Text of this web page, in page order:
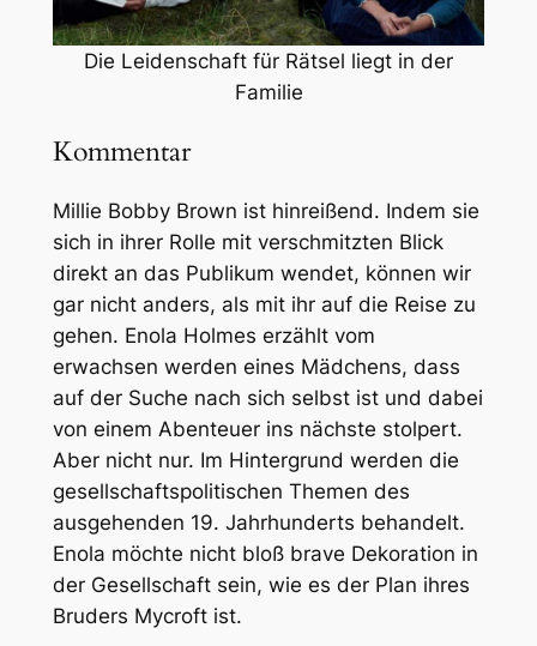
Die Leidenschaft für Rätsel liegt in der
Familie
Kommentar
Millie Bobby Brown ist hinreißend. Indem sie
sich in ihrer Rolle mit verschmitzten Blick
direkt an das Publikum wendet, können wir
gar nicht anders, als mit ihr auf die Reise zu
gehen. Enola Holmes erzählt vom
erwachsen werden eines Mädchens, dass
auf der Suche nach sich selbst ist und dabei
von einem Abenteuer ins nächste stolpert.
Aber nicht nur. Im Hintergrund werden die
gesellschaftspolitischen Themen des
ausgehenden 19. Jahrhunderts behandelt.
Enola möchte nicht bloß brave Dekoration in
der Gesellschaft sein, wie es der Plan ihres
Bruders Mycroft ist.